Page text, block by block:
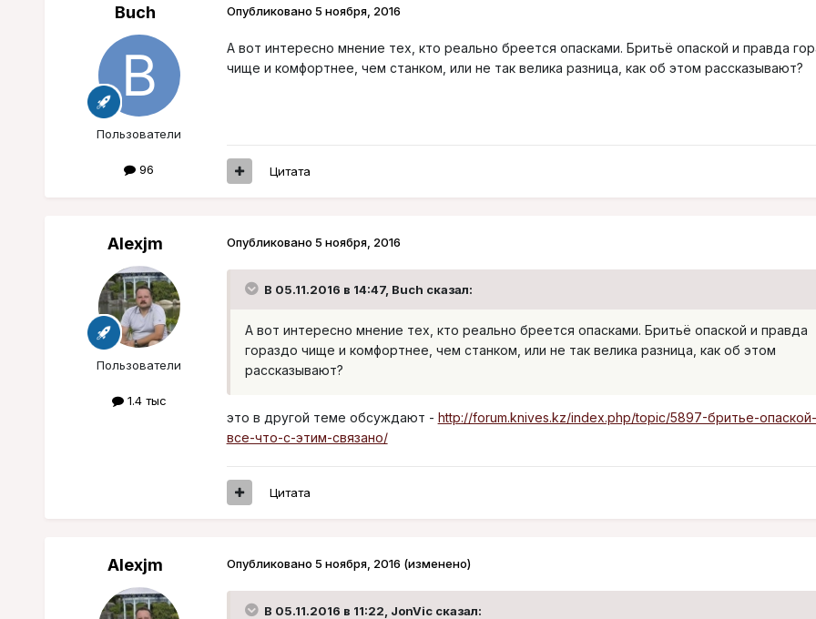
Buch
Пользователи
96
Опубликовано 5 ноября, 2016
А вот интересно мнение тех, кто реально бреется опасками. Бритьё опаской и правда
чище и комфортнее, чем станком, или не так велика разница, как об этом рассказывают?
Цитата
Alexjm
Пользователи
1.4 тыс
Опубликовано 5 ноября, 2016
В 05.11.2016 в 14:47, Buch сказал:
А вот интересно мнение тех, кто реально бреется опасками. Бритьё опаской и правда
гораздо чище и комфортнее, чем станком, или не так велика разница, как об этом
рассказывают?
это в другой теме обсуждают - http://forum.knives.kz/index.php/topic/5897-бритье-
все-что-с-этим-связано/
Цитата
Alexjm Опубликовано 5 ноября, 2016 (изменено)
В 05.11.2016 в 11:22, JonVic сказал: